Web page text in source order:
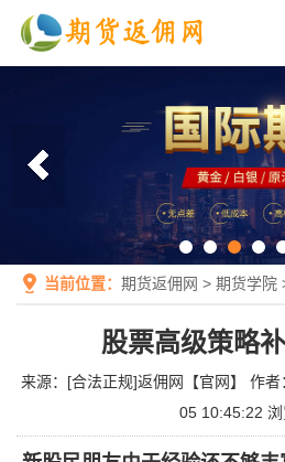
当前位置： 期货返佣网 > 期货学院
股票高级策略
来源： [合法正规]返佣网【官网】 作者
05 10:45:22 浏